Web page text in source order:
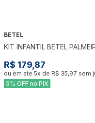
BETEL
KIT INFANTIL BETEL
R$ 179,87
ou em ate 5x de R$ 35,97 sem
5% OFF no PIX